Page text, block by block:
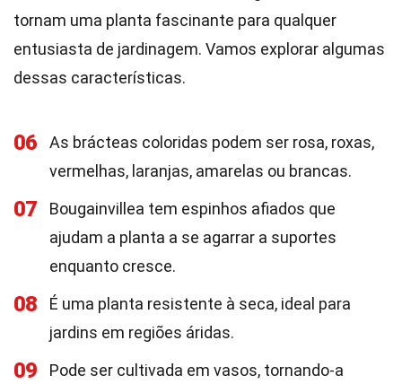
tornam uma planta fascinante para qualquer
entusiasta de jardinagem. Vamos explorar algumas
dessas características.
06
As brácteas coloridas podem ser rosa, roxas,
vermelhas, laranjas, amarelas ou brancas.
07
Bougainvillea tem espinhos afiados que
ajudam a planta a se agarrar a suportes
enquanto cresce.
08
É uma planta resistente à seca, ideal para
jardins em regiões áridas.
09
Pode ser cultivada em vasos, tornando-a